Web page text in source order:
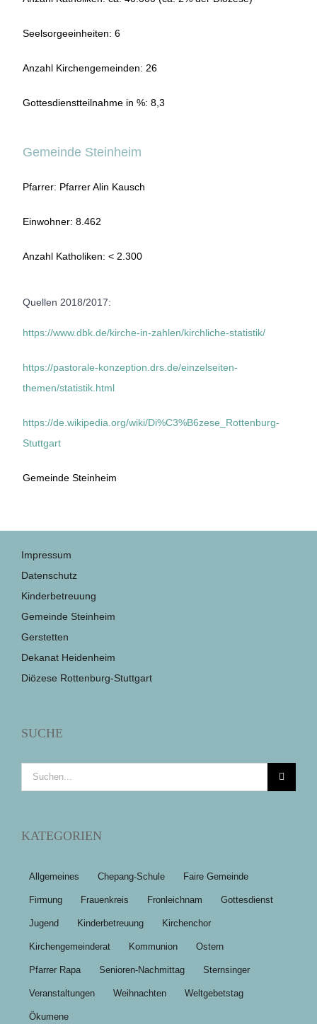
Seelsorgeeinheiten: 6
Anzahl Kirchengemeinden: 26
Gottesdienstteilnahme in %: 8,3
Gemeinde Steinheim
Pfarrer: Pfarrer Alin Kausch
Einwohner: 8.462
Anzahl Katholiken: < 2.300
Quellen 2018/2017:
https://www.dbk.de/kirche-in-zahlen/kirchliche-statistik/
https://pastorale-konzeption.drs.de/einzelseiten-
themen/statistik.html
https://de.wikipedia.org/wiki/Di%C3%B6zese_Rottenburg-
Stuttgart
Gemeinde Steinheim
Impressum
Datenschutz
Kinderbetreuung
Gemeinde Steinheim
Gerstetten
Dekanat Heidenheim
Diözese Rottenburg-Stuttgart
SUCHE
Suche
nach:
KATEGORIEN
Allgemeines Chepang-Schule Faire Gemeinde
Firmung Frauenkreis Fronleichnam Gottesdienst
Jugend Kinderbetreuung Kirchenchor
Kirchengemeinderat Kommunion Ostern
Pfarrer Rapa Senioren-Nachmittag Sternsinger
Veranstaltungen Weihnachten Weltgebetstag
Ökumene